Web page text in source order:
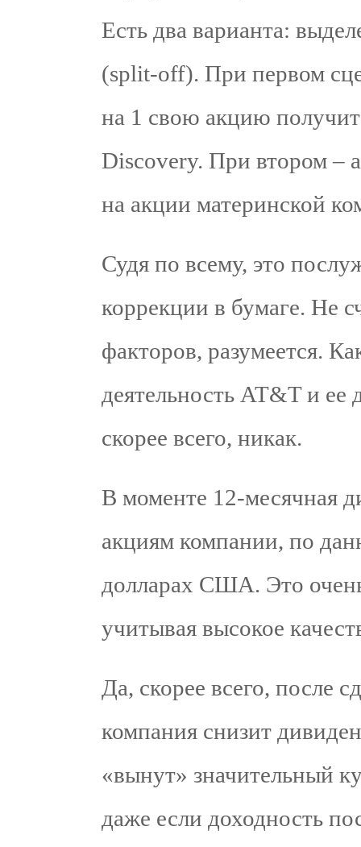
Есть два варианта:
(split-off). При первом
на 1 свою акцию
Discovery. При втором –
на акции материнской
Судя по всему, это
коррекции в бумаге. Не
факторов, разумеется.
деятельность AT&T и
скорее всего, никак.
В моменте 12-месячная
акциям компании, по
долларах США. Это
учитывая высокое
Да, скорее всего, после
компания снизит
«вынут» значительный
даже если доходность